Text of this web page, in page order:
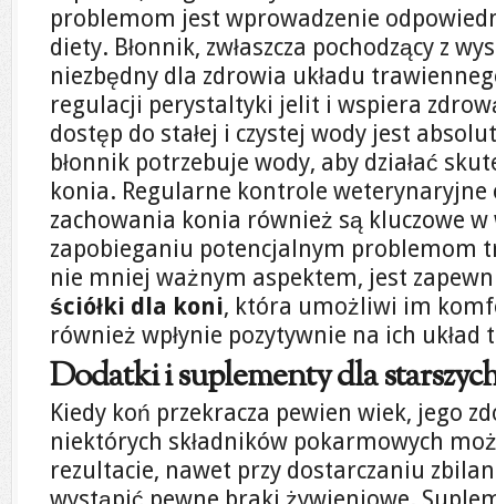
problemom jest wprowadzenie
diety. Błonnik, zwłaszcza pochodzący z
niezbędny dla zdrowia układu
regulacji perystaltyki jelit i wspiera
dostęp do stałej i czystej wody jest
błonnik potrzebuje wody, aby działać
konia. Regularne kontrole
zachowania konia również są kluczowe
zapobieganiu potencjalnym problemom
nie mniej ważnym aspektem, jest
ściółki dla koni, która umożliwi im
również wpłynie pozytywnie na ich układ
Dodatki i suplementy dla
Kiedy koń przekracza pewien wiek, jego
niektórych składników pokarmowych
rezultacie, nawet przy dostarczaniu